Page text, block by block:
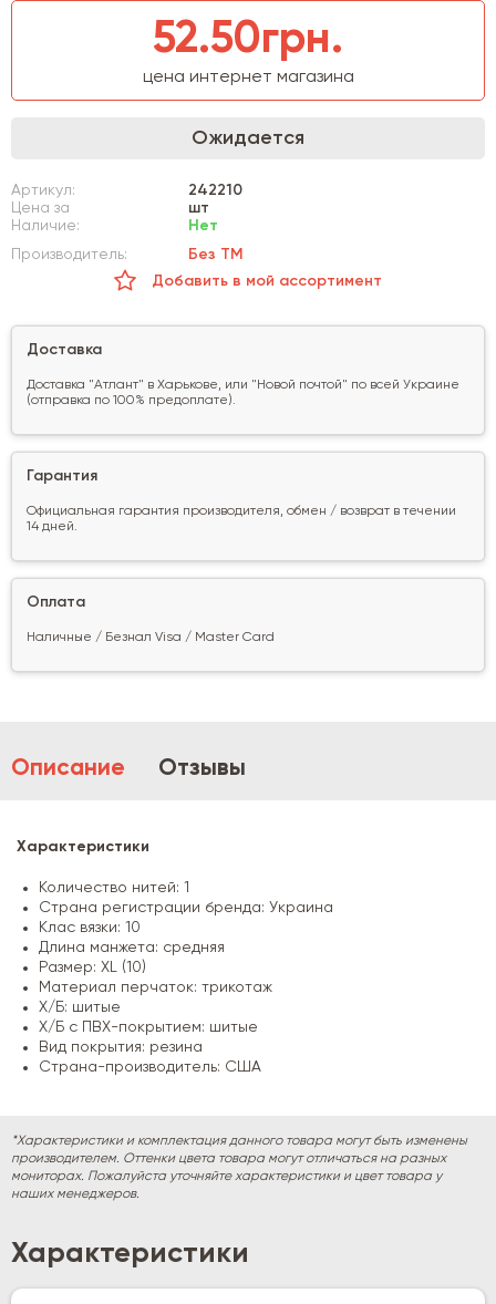
52.50грн.
цена интернет магазина
Ожидается
Артикул:
242210
Цена за
шт
Наличие:
Нет
Производитель:
Без ТМ
Добавить в мой ассортимент
Доставка
Доставка "Атлант" в Харькове, или "Новой почтой" по всей Украине
(отправка по 100% предоплате).
Гарантия
Официальная гарантия производителя, обмен / возврат в течении
14 дней.
Оплата
Наличные / Безнал Visa / Master Card
Описание Отзывы
Характеристики
Количество нитей: 1
Страна регистрации бренда: Украина
Клас вязки: 10
Длина манжета: средняя
Размер: XL (10)
Материал перчаток: трикотаж
Х/Б: шитые
Х/Б с ПВХ-покрытием: шитые
Вид покрытия: резина
Страна-производитель: США
*Характеристики и комплектация данного товара могут быть изменены
производителем. Оттенки цвета товара могут отличаться на разных
мониторах. Пожалуйста уточняйте характеристики и цвет товара у
наших менеджеров.
Характеристики